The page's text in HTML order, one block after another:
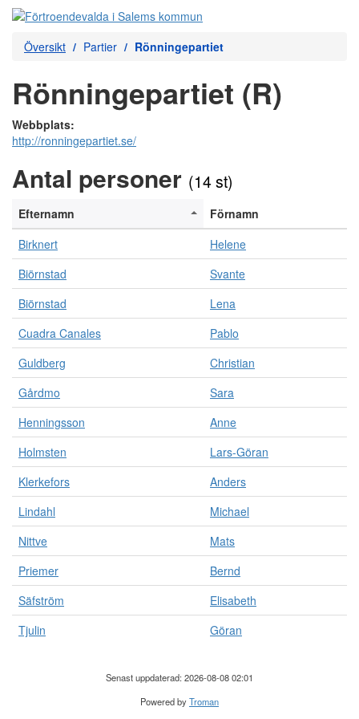
Översikt Partier Rönningepartiet
Rönningepartiet (R)
Webbplats:
http://ronningepartiet.se/
Antal personer (14 st)
Efternamn
Förnamn
Birknert
Helene
Biörnstad
Svante
Biörnstad
Lena
Cuadra Canales
Pablo
Guldberg
Christian
Gårdmo
Sara
Henningsson
Anne
Holmsten
Lars-Göran
Klerkefors
Anders
Lindahl
Michael
Nittve
Mats
Priemer
Bernd
Säfström
Elisabeth
Tjulin
Göran
Senast uppdaterad: 2026-08-08 02:01
Powered byTroman